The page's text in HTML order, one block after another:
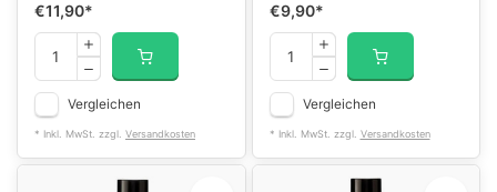
€11,90*
Vergleichen
* Inkl. MwSt. zzgl. Versandkosten
€9,90*
Vergleichen
* Inkl. MwSt. zzgl. Versandkosten